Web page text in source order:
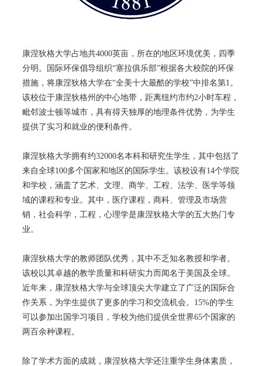
康涅狄格大学占地共4000英亩，所在的地区环境优美，四季
分明。国际环保倡导组织“塞拉俱乐部”根据各大校院的环保
措施，将康涅狄格大学在“全美十大最酷的学校”中排名第1。
该校位于康涅狄格州的中心地带，距离纽约市约2小时车程，
毗邻波士顿等城市，具有得天独厚的地理条件优势，为学生
提供了实习和就业的便利条件。
康涅狄格大学拥有约32000名本科和研究生学生，其中包括了
来自全球100多个国家和地区的国际学生。该校设有14个学院
和学校，涵盖了艺术、文理、商学、工程、法学、医学等领
域的课程和专业。其中，医疗课程，商科、管理及市场营
销，社会科学，工程，心理学是康涅狄格大学的五大热门专
业。
康涅狄格大学的教师团队优秀，其中不乏知名教授和学者。
该校以其卓越的教学质量和科研实力而闻名于美国及全球。
近年来，康涅狄格大学与全球顶尖大学建立了广泛的国际合
作关系，为学生提供了更多的学习和交流机会。15%的学生
可以参加出国学习项目，学校为他们提供全世界65个国家的
两百余种课程。
除了学术方面的成就，康涅狄格大学还注重学生身体素质，